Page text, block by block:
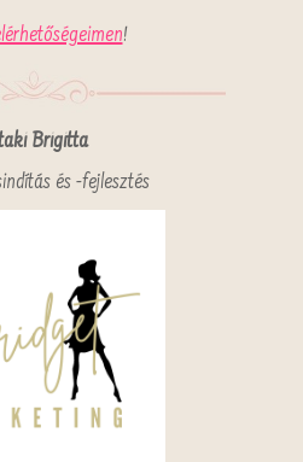
!
Brigitta
és -fejlesztés